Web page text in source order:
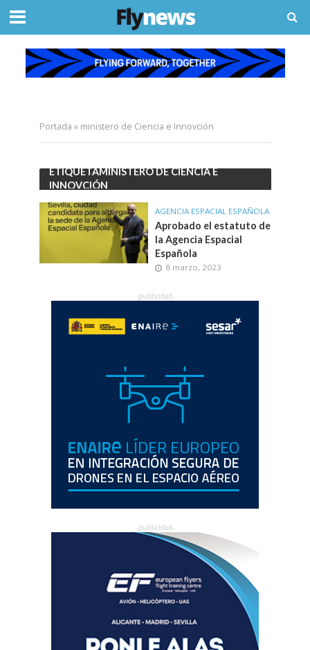
Portada » ministero de Ciencia e Innovción
ETIQUETAMINISTERO DE CIENCIA E
INNOVCIÓN
AGENCIA ESPACIAL ESPAÑOLA
Aprobado el estatuto de
la Agencia Espacial
Española
8 marzo, 2023